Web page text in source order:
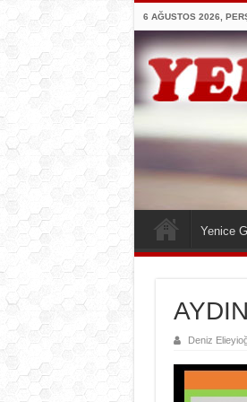
6 AĞUSTOS 2026,
Yenice
Deniz